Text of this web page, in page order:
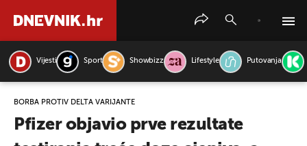
Vijesti Sport Showbizz Lifestyle Putovanja
BORBA PROTIV DELTA VARIJANTE
Pfizer objavio prve rezultate
PRETRAŽITE VIJESTI